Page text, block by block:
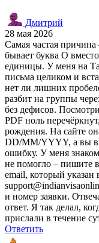
Дмитрий
28 мая 2026
Самая частая
бывает буква O
единицы. У меня на
письма целиком и
нет ли лишних
разбит на группы
без дефисов.
PDF ноль
рождения. На сайте
DD/MM/YYYY, а вы
ошибку. У меня
не помогло – пишите
email, который указан
и номер заявки.
ответ. Я так делал,
прислали в течение
Ответить